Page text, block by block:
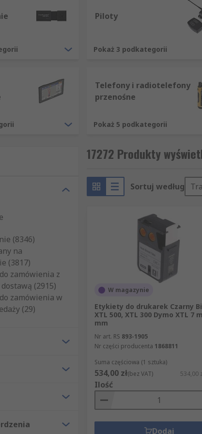
Piloty
Pokaż 3 podkategorii
Telefony i radiotelefony
przenośne
Pokaż 5 podkategorii
(8346)
na
(3817)
zamówienia z
(2915)
zamówienia w
(29)
17272 Produkty
Sortuj według
W magazynie
Etykiety do drukarek Czarny
XTL 500, XTL 300 Dymo XTL 7
mm
Nr art. RS 893-1905
Nr części producenta 1868811
Suma częściowa (1 sztuka)
534,00 zł(bez VAT) 534,00
Ilość
Dodaj